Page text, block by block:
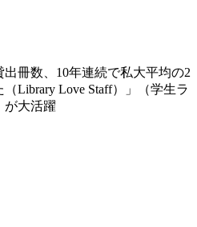
冊数、10年連続で私大平均の2
Library Love Staff）」（学生ラ
が大活躍